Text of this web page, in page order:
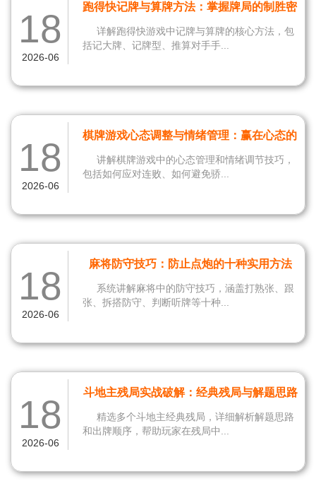
18
2026-06
跑得快记牌与算牌方法：掌握牌局的制胜密
详解跑得快游戏中记牌与算牌的核心方法，包
括记大牌、记牌型、推算对手手...
18
2026-06
棋牌游戏心态调整与情绪管理：赢在心态的
智慧讲解棋牌游戏中的心态管理和情绪调节技巧，
包括如何应对连败、如何避免骄...
18
2026-06
麻将防守技巧：防止点炮的十种实用方法
系统讲解麻将中的防守技巧，涵盖打熟张、跟
张、拆搭防守、判断听牌等十种...
18
2026-06
斗地主残局实战破解：经典残局与解题思路
精选多个斗地主经典残局，详细解析解题思路
和出牌顺序，帮助玩家在残局中...